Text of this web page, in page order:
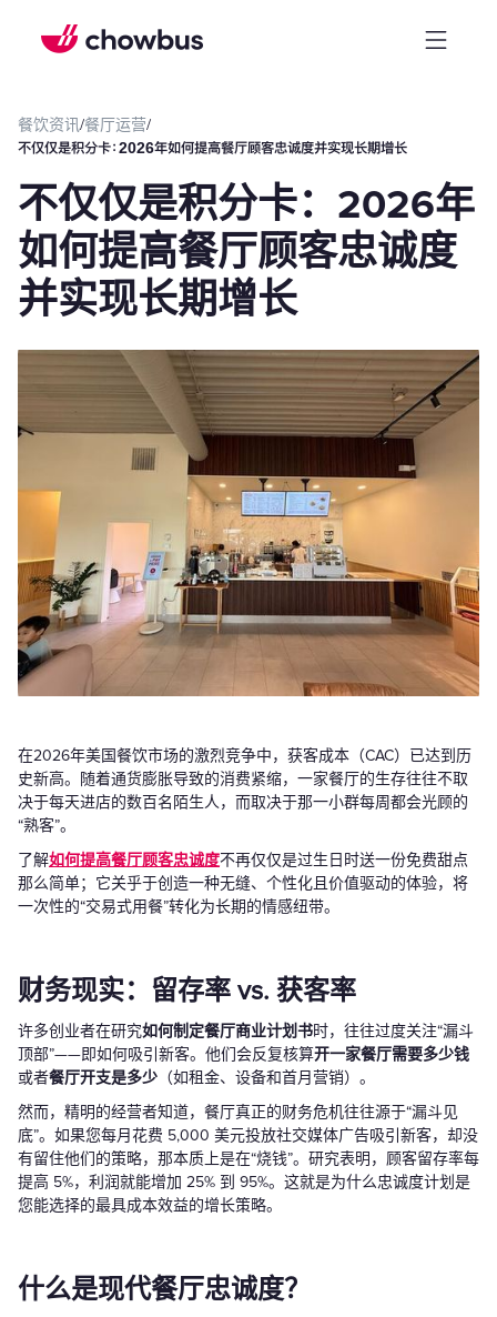
餐饮资讯/餐厅运营/
不仅仅是积分卡：2026年如何提高餐厅顾客忠诚度并实现长期增长
不仅仅是积分卡：2026年
如何提高餐厅顾客忠诚度
并实现长期增长
在2026年美国餐饮市场的激烈竞争中，获客成本（CAC）已达到历
史新高。随着通货膨胀导致的消费紧缩，一家餐厅的生存往往不取
决于每天进店的数百名陌生人，而取决于那一小群每周都会光顾的
“熟客”。
了解如何提高餐厅顾客忠诚度不再仅仅是过生日时送一份免费甜点
那么简单；它关乎于创造一种无缝、个性化且价值驱动的体验，将
一次性的“交易式用餐”转化为长期的情感纽带。
财务现实：留存率 vs. 获客率
许多创业者在研究如何制定餐厅商业计划书时，往往过度关注“漏斗
顶部”——即如何吸引新客。他们会反复核算开一家餐厅需要多少钱
或者餐厅开支是多少 （如租金、设备和首月营销）。
然而，精明的经营者知道，餐厅真正的财务危机往往源于“漏斗见
底”。如果您每月花费 5,000 美元投放社交媒体广告吸引新客，却没
有留住他们的策略，那本质上是在“烧钱”。研究表明，顾客留存率每
提高 5%，利润就能增加 25% 到 95%。这就是为什么忠诚度计划是
您能选择的最具成本效益的增长策略。
什么是现代餐厅忠诚度？